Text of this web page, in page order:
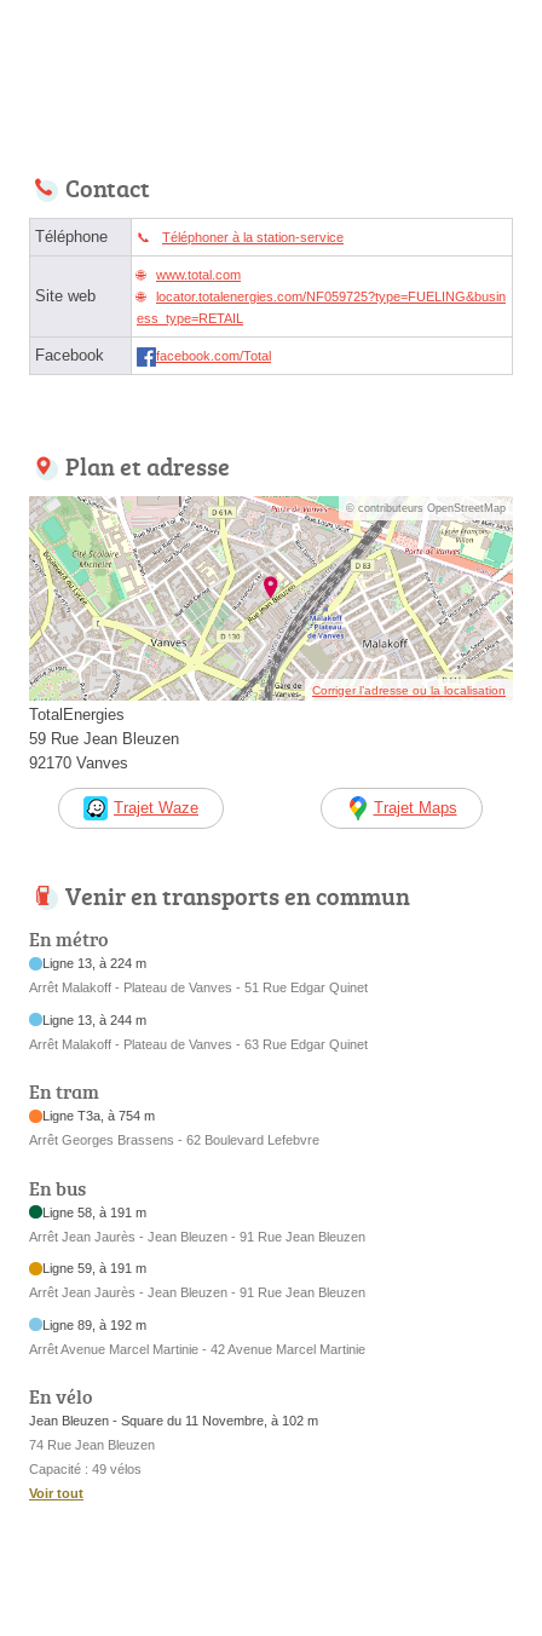
Contact
Téléphone Téléphoner à la station-service
Site web
www.total.com
locator.totalenergies.com/NF059725?type=FUELING&busin
ess_type=RETAIL
Facebook facebook.com/Total
Plan et adresse
© contributeurs OpenStreetMap
Corriger l’adresse ou la localisation
TotalEnergies
59 Rue Jean Bleuzen
92170 Vanves
Trajet Waze Trajet Maps
Venir en transports en commun
En métro
Ligne 13, à 224 m
Arrêt Malakoff - Plateau de Vanves - 51 Rue Edgar Quinet
Ligne 13, à 244 m
Arrêt Malakoff - Plateau de Vanves - 63 Rue Edgar Quinet
En tram
Ligne T3a, à 754 m
Arrêt Georges Brassens - 62 Boulevard Lefebvre
En bus
Ligne 58, à 191 m
Arrêt Jean Jaurès - Jean Bleuzen - 91 Rue Jean Bleuzen
Ligne 59, à 191 m
Arrêt Jean Jaurès - Jean Bleuzen - 91 Rue Jean Bleuzen
Ligne 89, à 192 m
Arrêt Avenue Marcel Martinie - 42 Avenue Marcel Martinie
En vélo
Jean Bleuzen - Square du 11 Novembre, à 102 m
74 Rue Jean Bleuzen
Capacité : 49 vélos
Voir tout